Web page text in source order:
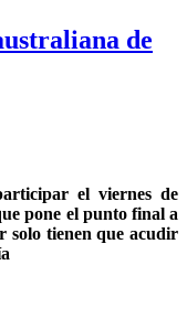
de
el viernes de
pone el punto final a
solo tienen que acudir